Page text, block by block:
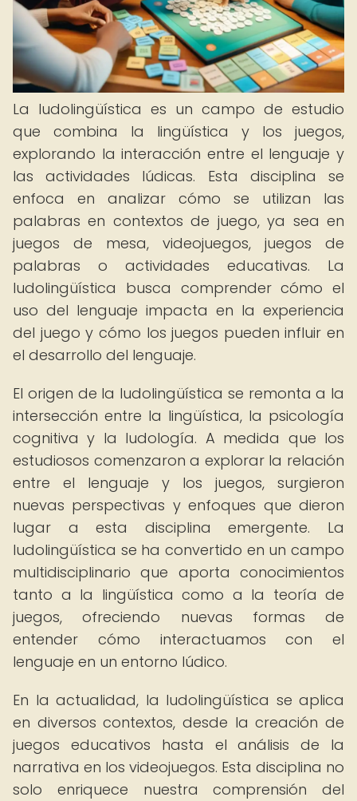
La ludolingüística es un campo de estudio
que combina la lingüística y los juegos,
explorando la interacción entre el lenguaje y
las actividades lúdicas. Esta disciplina se
enfoca en analizar cómo se utilizan las
palabras en contextos de juego, ya sea en
juegos de mesa, videojuegos, juegos de
palabras o actividades educativas. La
ludolingüística busca comprender cómo el
uso del lenguaje impacta en la experiencia
del juego y cómo los juegos pueden influir en
el desarrollo del lenguaje.
El origen de la ludolingüística se remonta a la
intersección entre la lingüística, la psicología
cognitiva y la ludología. A medida que los
estudiosos comenzaron a explorar la relación
entre el lenguaje y los juegos, surgieron
nuevas perspectivas y enfoques que dieron
lugar a esta disciplina emergente. La
ludolingüística se ha convertido en un campo
multidisciplinario que aporta conocimientos
tanto a la lingüística como a la teoría de
juegos, ofreciendo nuevas formas de
entender cómo interactuamos con el
lenguaje en un entorno lúdico.
En la actualidad, la ludolingüística se aplica
en diversos contextos, desde la creación de
juegos educativos hasta el análisis de la
narrativa en los videojuegos. Esta disciplina no
solo enriquece nuestra comprensión del